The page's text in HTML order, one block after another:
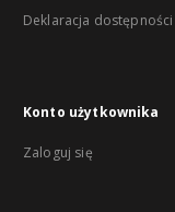
Deklaracja dostępności
Konto użytkownika
Zaloguj się